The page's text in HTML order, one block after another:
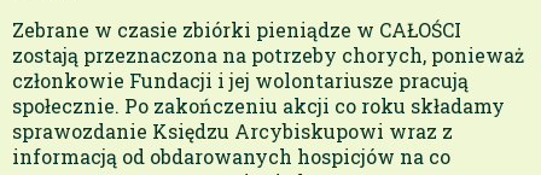
Zebrane w czasie zbiórki pieniądze w CAŁOŚCI
zostają przeznaczona na potrzeby chorych, ponieważ
członkowie Fundacji i jej wolontariusze pracują
społecznie. Po zakończeniu akcji co roku składamy
sprawozdanie Księdzu Arcybiskupowi wraz z
informacją od obdarowanych hospicjów na co